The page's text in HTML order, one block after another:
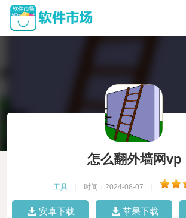
怎么翻外墙网vp
工具 时间：2024-08-07
安卓下载 苹果下载